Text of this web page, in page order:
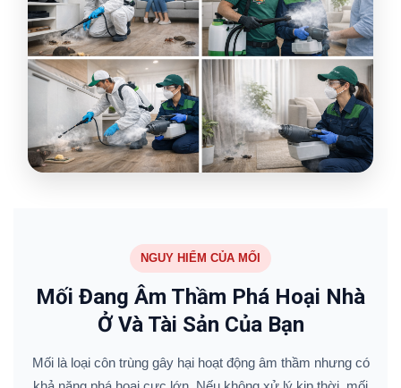
NGUY HIỂM CỦA MỐI
Mối Đang Âm Thầm Phá Hoại Nhà
Ở Và Tài Sản Của Bạn
Mối là loại côn trùng gây hại hoạt động âm thầm nhưng có